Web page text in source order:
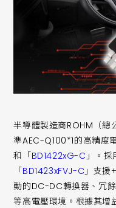
半導體製造商ROHM（總
準AEC-Q100*1的高精度
和「BD1422xG-C 」。
「BD1423xFVJ-C 」支
動的DC-DC轉換器、冗
等高電壓環境。根據其增